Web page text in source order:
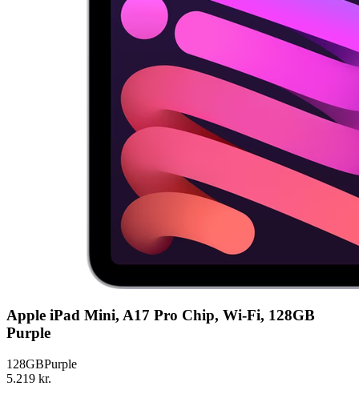
Apple iPad Mini, A17 Pro Chip, Wi-Fi, 128GB
Purple
128GBPurple
5.219 kr.